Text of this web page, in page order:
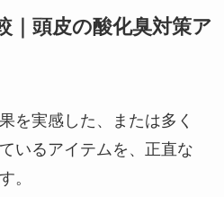
｜頭皮の酸化臭対策ア
を実感した、または多く
いるアイテムを、正直な
。